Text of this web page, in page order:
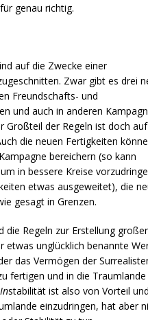
genau richtig.
auf die Zwecke einer
Zwar gibt es drei
Freundschafts- und
und auch in anderen
Großteil der Regeln ist doch
die neuen Fertigkeiten
bereichern (so kann
in bessere Kreise
etwas ausgeweitet), die
gesagt in Grenzen.
die Regeln zur Erstellung großer
etwas unglücklich benannte
das Vermögen der
fertigen und in die Traumlande
Instabilität ist also von Vorteil
einzudringen, hat aber